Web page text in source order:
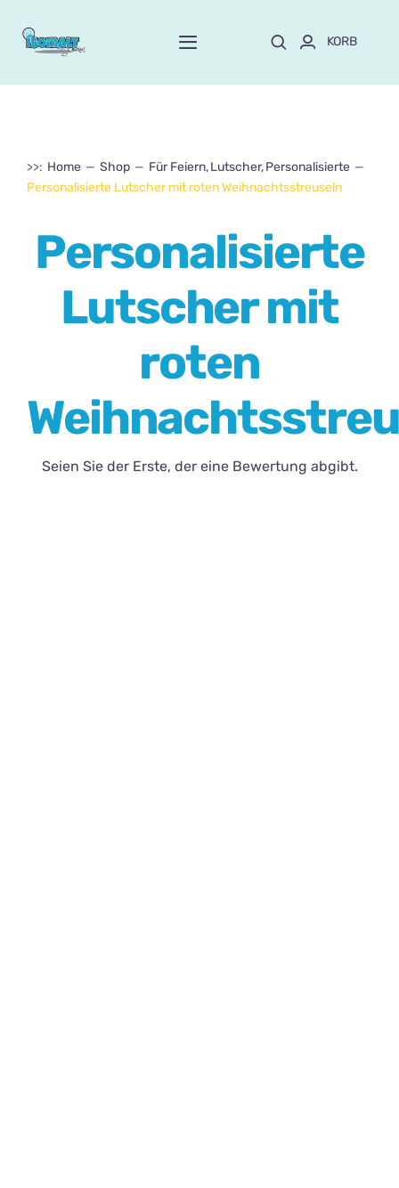
Toggle
Anpassen und bestellen
Kurse
Kontakt
KORB
>>: Home Shop Für Feiern Lutscher Personalisierte
Personalisierte Lutscher mit roten Weihnachtsstreuseln
Personalisierte
Lutscher mit
roten
Seien Sie der Erste, der eine Bewertung abgibt.